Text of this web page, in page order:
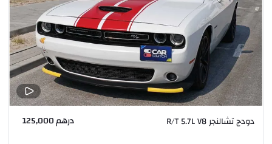
دودج تشالنجر R/T 5.7L V8 درهم 125,000